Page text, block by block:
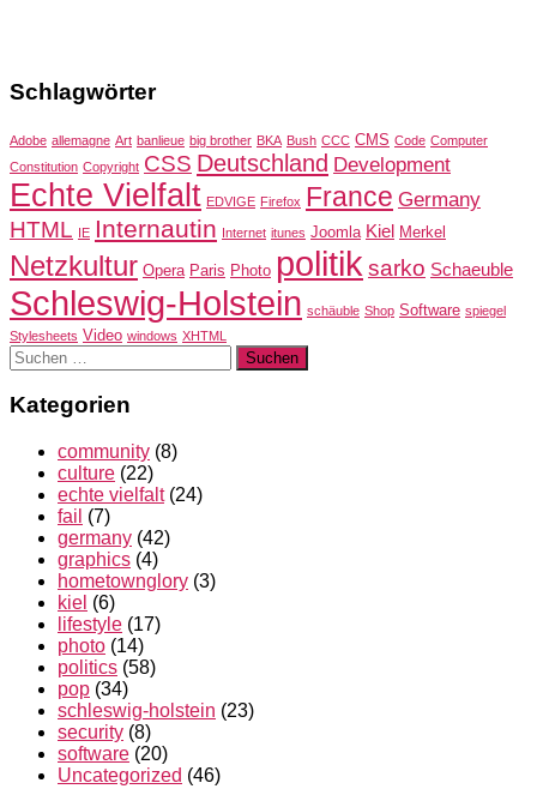
Schlagwörter
Adobe allemagne Art banlieue big brother BKA Bush CCC CMS Code Computer
Constitution Copyright CSS Deutschland Development
Echte Vielfalt EDVIGE Firefox France Germany
HTML IE Internautin Internet itunes Joomla Kiel Merkel
Netzkultur Opera Paris Photo politik sarko Schaeuble
Schleswig-Holstein schäuble Shop Software spiegel
Stylesheets Video windows XHTML
Suchen
nach:
Kategorien
community (8)
culture (22)
echte vielfalt(24)
fail (7)
germany (42)
graphics (4)
hometownglory (3)
kiel (6)
lifestyle (17)
photo (14)
politics (58)
pop (34)
schleswig-holstein (23)
security (8)
software (20)
Uncategorized (46)